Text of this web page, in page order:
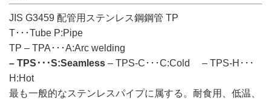
JIS G3459 配管用ステンレス鋼鋼管 TP
T･･･Tube P:Pipe
TP – TPA･･･A:Arc welding
– TPS･･･S:Seamless – TPS-C･･･C:Cold – TPS-H･･･
H:Hot
最も一般的なステンレスパイプに属する。耐食用、低温、